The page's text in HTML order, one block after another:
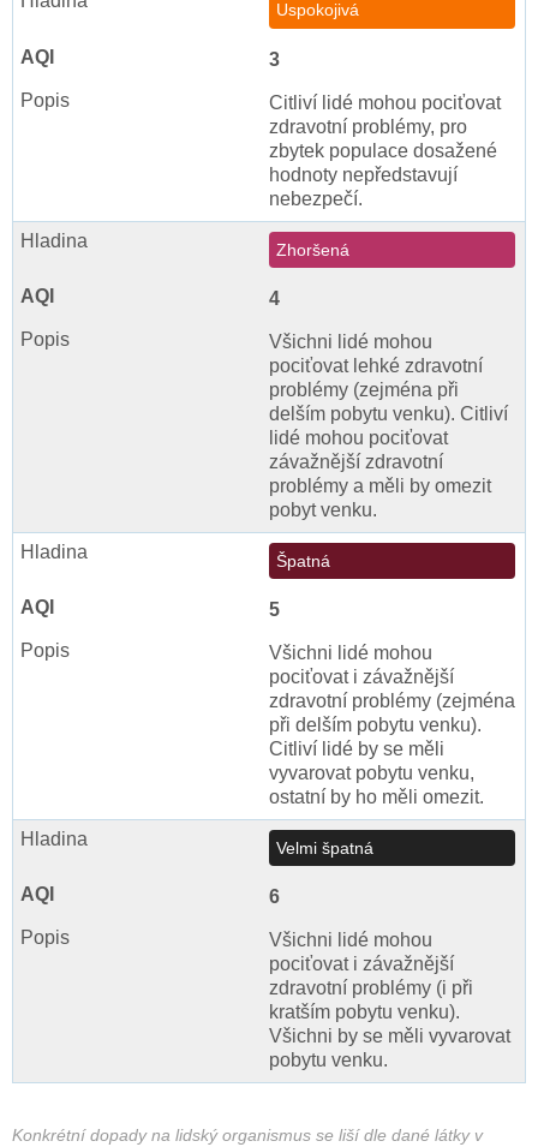
Uspokojivá
3
Citliví lidé mohou pociťovat
zdravotní problémy, pro
zbytek populace dosažené
hodnoty nepředstavují
nebezpečí.
Zhoršená
4
Všichni lidé mohou
pociťovat lehké zdravotní
problémy (zejména při
delším pobytu venku). Citliví
lidé mohou pociťovat
závažnější zdravotní
problémy a měli by omezit
pobyt venku.
Špatná
5
Všichni lidé mohou
pociťovat i závažnější
zdravotní problémy (zejména
při delším pobytu venku).
Citliví lidé by se měli
vyvarovat pobytu venku,
ostatní by ho měli omezit.
Velmi špatná
6
Všichni lidé mohou
pociťovat i závažnější
zdravotní problémy (i při
kratším pobytu venku).
Všichni by se měli vyvarovat
pobytu venku.
Konkrétní dopady na lidský organismus se liší dle dané látky v